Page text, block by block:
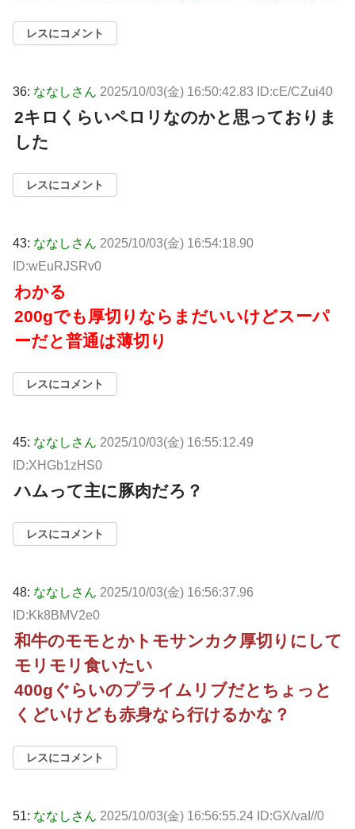
レスにコメント
36: ななしさん 2025/10/03(金) 16:50:42.83 ID:cE/CZui40
2キロくらいペロリなのかと思っておりま
した
レスにコメント
43: ななしさん 2025/10/03(金) 16:54:18.90
ID:wEuRJSRv0
わかる
200gでも厚切りならまだいいけどスーパ
ーだと普通は薄切り
レスにコメント
45: ななしさん 2025/10/03(金) 16:55:12.49
ID:XHGb1zHS0
ハムって主に豚肉だろ？
レスにコメント
48: ななしさん 2025/10/03(金) 16:56:37.96
ID:Kk8BMV2e0
和牛のモモとかトモサンカク厚切りにして
モリモリ食いたい
400gぐらいのプライムリブだとちょっと
くどいけども赤身なら行けるかな？
レスにコメント
51: ななしさん 2025/10/03(金) 16:56:55.24 ID:GX/vaI//0